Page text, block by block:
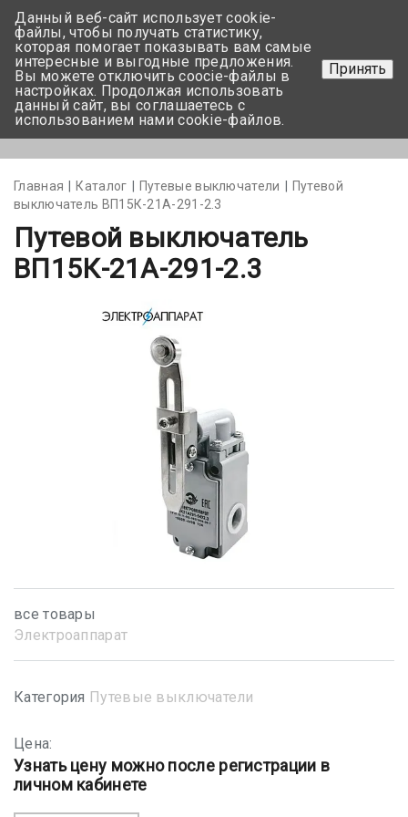
+375 17-350-99-56
+375 44-752-82-08
Задать вопрос
Главная Каталог Путевые выключатели
Путевой
выключатель ВП15К-21А-291-2.3
Путевой выключатель
ВП15К-21А-291-2.3
все товары
Электроаппарат
Категория Путевые выключатели
Цена:
Узнать цену можно после регистрации в
личном кабинете
Данный веб-сайт использует cookie-
файлы, чтобы получать статистику,
которая помогает показывать вам самые
интересные и выгодные предложения.
Вы можете отключить coocie-файлы в
настройках. Продолжая использовать
данный сайт, вы соглашаетесь с
использованием нами cookie-файлов.
Принять